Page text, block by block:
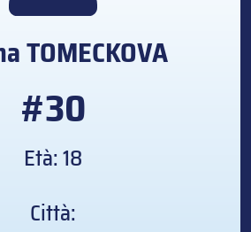
TOMECKOVA
#30
Età: 18
Città: